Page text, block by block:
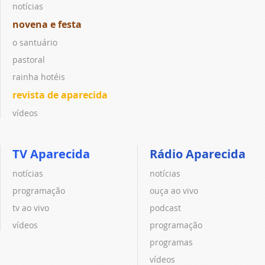
notícias
novena e festa
o santuário
pastoral
rainha hotéis
revista de aparecida
vídeos
TV Aparecida
notícias
programação
tv ao vivo
vídeos
Rádio Aparecida
notícias
ouça ao vivo
podcast
programação
programas
vídeos